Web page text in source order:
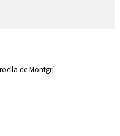
de Montgrí